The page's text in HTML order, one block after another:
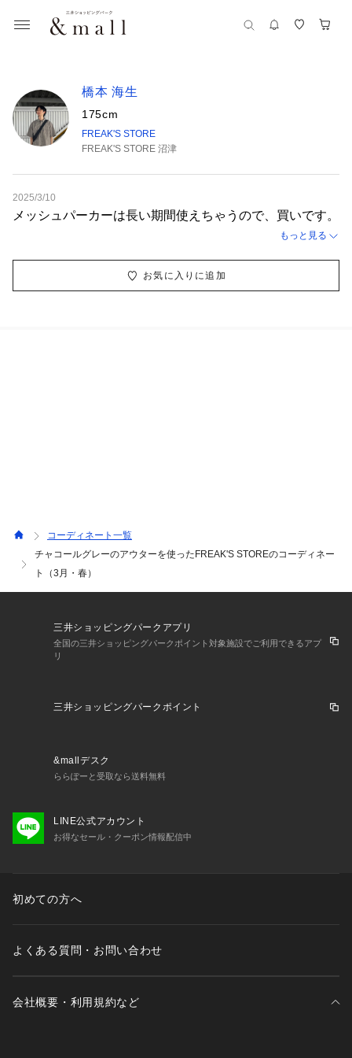
橋本 海生
175cm
FREAK'S STORE
FREAK'S STORE 沼津
2025/3/10
メッシュパーカーは長い期間使えちゃうので、買いです。
もっと見る
お気に入りに追加
コーディネート一覧
チャコールグレーのアウターを使ったFREAK'S STOREのコーディネー
ト（3月・春）
三井ショッピングパークアプリ
全国の三井ショッピングパークポイント対象施設でご利用できるアプ
リ
三井ショッピングパークポイント
&mallデスク
ららぽーと受取なら送料無料
LINE公式アカウント
お得なセール・クーポン情報配信中
初めての方へ
よくある質問・お問い合わせ
会社概要・利用規約など